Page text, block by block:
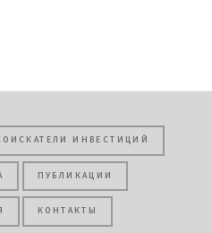
ИНВЕСТИЦИЙ
ПУБЛИКАЦИИ
КОНТАКТЫ